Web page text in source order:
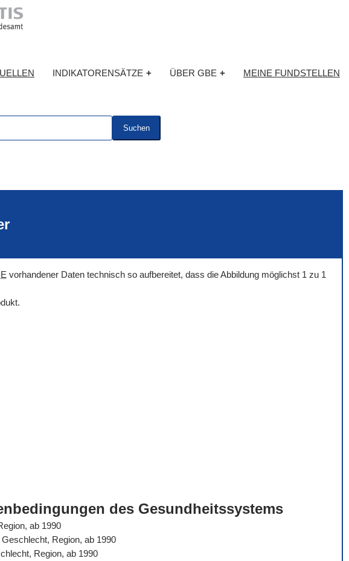
INDIKATORENSÄTZE + ÜBER GBE + MEINE FUNDSTELLEN
Suchen
vorhandener Daten technisch so aufbereitet, dass die Abbildung möglichst 1 zu 1
des Gesundheitssystems
ab 1990
Region, ab 1990
Region, ab 1990